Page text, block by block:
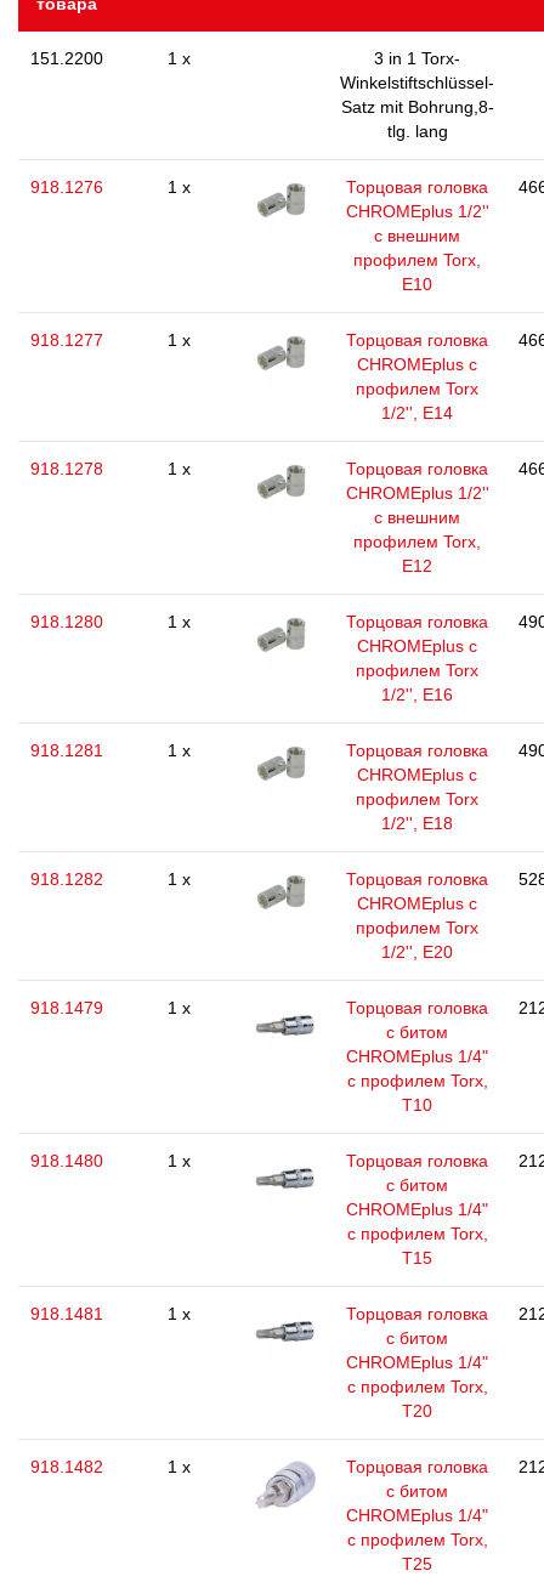
151.2200 1 x
3 in 1 Torx-
Winkelstiftschlüssel-
Satz mit Bohrung,8-
tlg. lang
918.1276 1 x
Торцовая головка
CHROMEplus 1/2''
с внешним
профилем Torx,
E10
918.1277 1 x
Торцовая головка
CHROMEplus с
профилем Torx
1/2'', E14
918.1278 1 x
Торцовая головка
CHROMEplus 1/2''
с внешним
профилем Torx,
E12
918.1280 1 x
Торцовая головка
CHROMEplus с
профилем Torx
1/2'', E16
918.1281 1 x
Торцовая головка
CHROMEplus с
профилем Torx
1/2'', E18
918.1282 1 x
Торцовая головка
CHROMEplus с
профилем Torx
1/2'', E20
918.1479 1 x
Торцовая головка
с битом
CHROMEplus 1/4"
с профилем Torx,
T10
918.1480 1 x
Торцовая головка
с битом
CHROMEplus 1/4"
с профилем Torx,
T15
918.1481 1 x
Торцовая головка
с битом
CHROMEplus 1/4"
с профилем Torx,
T20
918.1482 1 x
Торцовая головка
с битом
CHROMEplus 1/4"
с профилем Torx,
T25